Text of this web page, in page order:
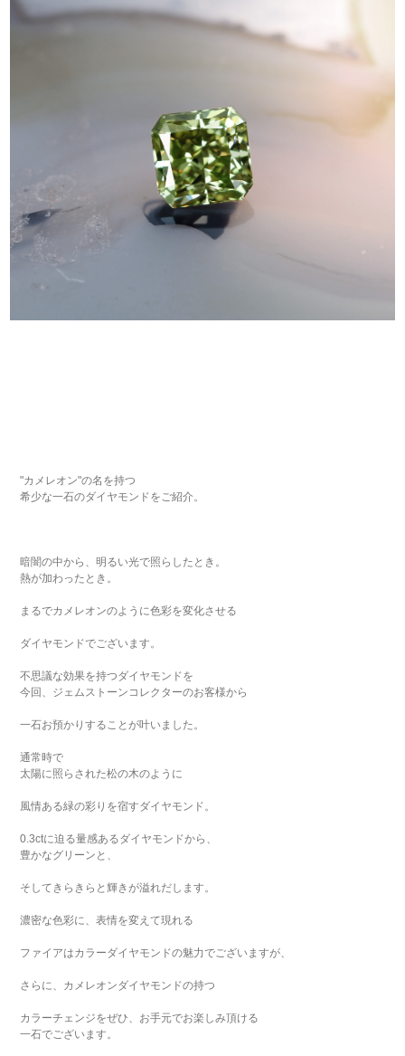
"カメレオン"の名を持つ
希少な一石のダイヤモンドをご紹介。
暗闇の中から、明るい光で照らしたとき。
熱が加わったとき。
まるでカメレオンのように色彩を変化させる
ダイヤモンドでございます。
不思議な効果を持つダイヤモンドを
今回、ジェムストーンコレクターのお客様から
一石お預かりすることが叶いました。
通常時で
太陽に照らされた松の木のように
風情ある緑の彩りを宿すダイヤモンド。
0.3ctに迫る量感あるダイヤモンドから、
豊かなグリーンと、
そしてきらきらと輝きが溢れだします。
濃密な色彩に、表情を変えて現れる
ファイアはカラーダイヤモンドの魅力でございますが、
さらに、カメレオンダイヤモンドの持つ
カラーチェンジをぜひ、お手元でお楽しみ頂ける
一石でございます。